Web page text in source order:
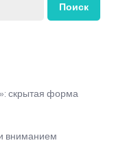
Поиск
скрытая форма
вниманием